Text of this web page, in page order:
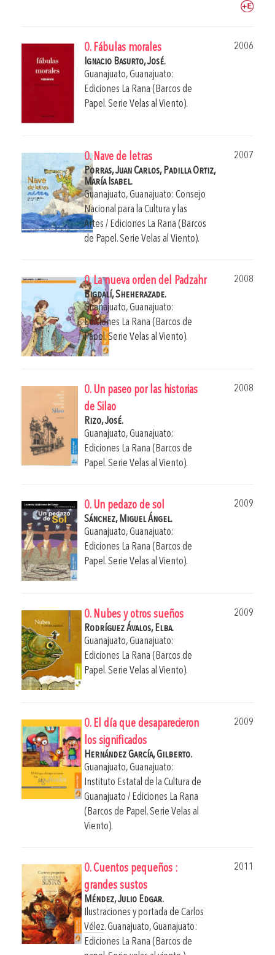
0. Fábulas morales
2006
Ignacio Basurto, José.
Guanajuato, Guanajuato:
Ediciones La Rana (Barcos de
Papel. Serie Velas al Viento).
0. Nave de letras
2007
Porras, Juan Carlos, Padilla Ortiz,
María Isabel.
Guanajuato, Guanajuato: Consejo
Nacional para la Cultura y las
Artes / Ediciones La Rana (Barcos
de Papel. Serie Velas al Viento).
0. La nueva orden del Padzahr
2008
Bigdalí, Sheherazade.
Guanajuato, Guanajuato:
Ediciones La Rana (Barcos de
Papel. Serie Velas al Viento).
0. Un paseo por las historias
de Silao
2008
Rizo, José.
Guanajuato, Guanajuato:
Ediciones La Rana (Barcos de
Papel. Serie Velas al Viento).
0. Un pedazo de sol
2009
Sánchez, Miguel Ángel.
Guanajuato, Guanajuato:
Ediciones La Rana (Barcos de
Papel. Serie Velas al Viento).
0. Nubes y otros sueños
2009
Rodríguez Ávalos, Elba.
Guanajuato, Guanajuato:
Ediciones La Rana (Barcos de
Papel. Serie Velas al Viento).
0. El día que desaparecieron
los significados
2009
Hernández García, Gilberto.
Guanajuato, Guanajuato:
Instituto Estatal de la Cultura de
Guanajuato / Ediciones La Rana
(Barcos de Papel. Serie Velas al
Viento).
0. Cuentos pequeños :
grandes sustos
2011
Méndez, Julio Edgar.
Ilustraciones y portada de Carlos
Vélez.Guanajuato, Guanajuato:
Ediciones La Rana (Barcos de